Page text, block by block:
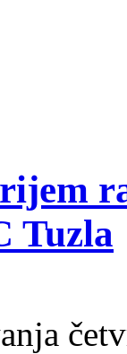
Tuzla